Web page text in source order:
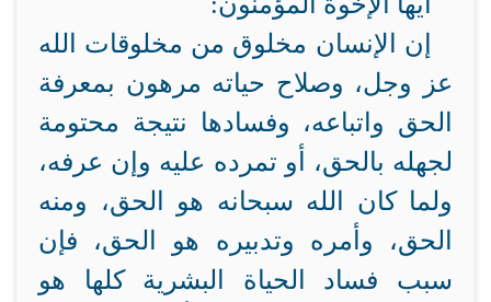
إن الإنسان مخلوق من مخلوقات الله
عز وجل، وصلاح حياته مرهون بمعرفة
الحق واتباعه، وفسادها نتيجة محتومة
لجهله بالحق، أو تمرده عليه وإن عرفه،
ولما كان الله سبحانه هو الحق، ومنه
الحق، وأمره وتدبيره هو الحق، فإن
سبب فساد الحياة البشرية كلها هو